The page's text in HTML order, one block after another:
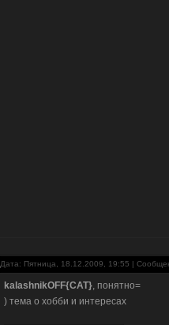
Дата: Пятница, 18.12.2009, 19:55 |
kalashnikOFF{CAT}, понятно=
) тема о хобби и интересах